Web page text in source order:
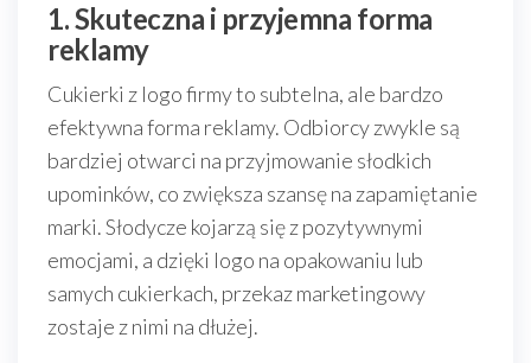
1. Skuteczna i przyjemna forma
reklamy
Cukierki z logo firmy to subtelna, ale bardzo
efektywna forma reklamy. Odbiorcy zwykle są
bardziej otwarci na przyjmowanie słodkich
upominków, co zwiększa szansę na zapamiętanie
marki. Słodycze kojarzą się z pozytywnymi
emocjami, a dzięki logo na opakowaniu lub
samych cukierkach, przekaz marketingowy
zostaje z nimi na dłużej.